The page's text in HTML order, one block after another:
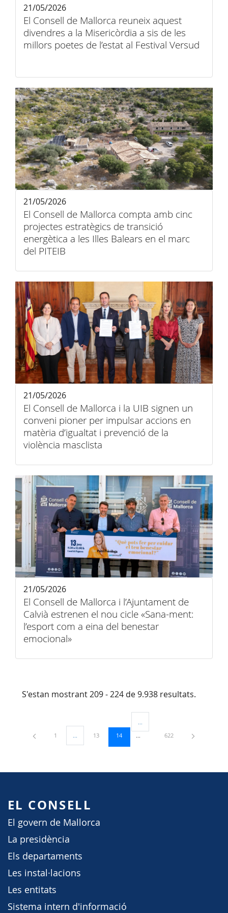
El Consell de Mallorca reuneix aquest
divendres a la Misericòrdia a sis de les
millors poetes de l’estat al Festival Versud
21/05/2026
El Consell de Mallorca compta amb cinc
projectes estratègics de transició
energètica a les Illes Balears en el marc
del PITEIB
21/05/2026
El Consell de Mallorca i la UIB signen un
conveni pioner per impulsar accions en
matèria d’igualtat i prevenció de la
violència masclista
21/05/2026
El Consell de Mallorca i l’Ajuntament de
Calvià estrenen el nou cicle «Sana-ment:
l’esport com a eina del benestar
emocional»
21/05/2026
S'estan mostrant 209 - 224 de 9.938 resultats.
Pàgina
1 ...Pàgines intermèdies Utilitzeu TAB per navegar.
Pàgina
13 Pàgina
14
Pàgines intermèdies Utilitzeu
Pàgina
622
EL CONSELL
El govern de Mallorca
La presidència
Els departaments
Les instal·lacions
Les entitats
Sistema intern d'informació